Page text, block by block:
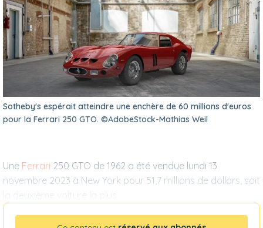
Sotheby's espérait atteindre une enchère de 60 millions d'euros
pour la Ferrari 250 GTO. ©AdobeStock-Mathias Weil
Une Ferrari 250 GTO de 1962 a été vendue lundi 13
novembre 2023 à New York pour 51,7 millions de dollars, soit